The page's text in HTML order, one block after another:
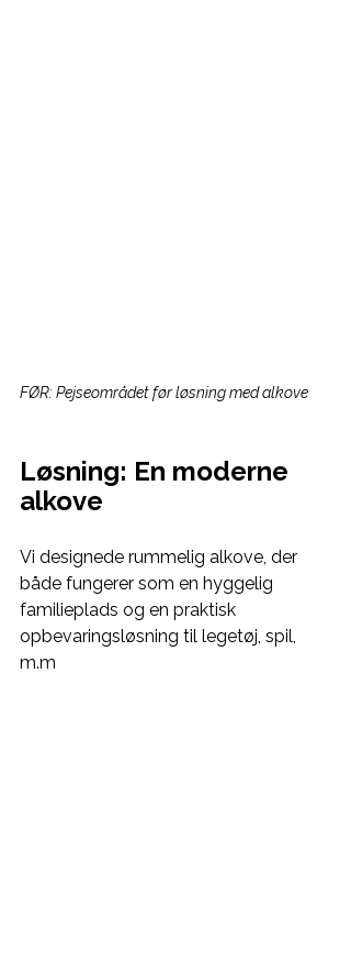
FØR: Pejseområdet før løsning med alkove
Løsning: En moderne
alkove
Vi designede rummelig alkove, der
både fungerer som en hyggelig
familieplads og en praktisk
opbevaringsløsning til legetøj, spil,
m.m